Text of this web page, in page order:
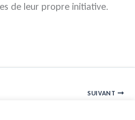
de leur propre initiative.
SUIVANT